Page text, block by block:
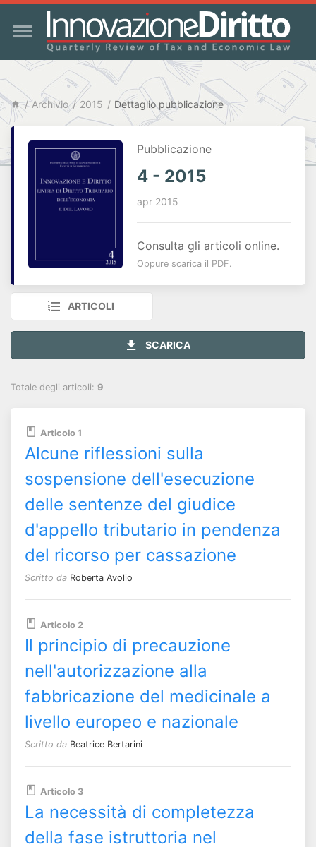
Archivio 2015 Dettaglio pubblicazione
Pubblicazione
4 - 2015
apr 2015
Consulta gli articoli online.
Oppure scarica il PDF.
ARTICOLI
SCARICA
Totale degli articoli: 9
Articolo 1
Alcune riflessioni sulla
sospensione dell'esecuzione
delle sentenze del giudice
d'appello tributario in pendenza
del ricorso per cassazione
Scritto da Roberta Avolio
Articolo 2
Il principio di precauzione
nell'autorizzazione alla
fabbricazione del medicinale a
livello europeo e nazionale
Scritto da Beatrice Bertarini
Articolo 3
La necessità di completezza
della fase istruttoria nel